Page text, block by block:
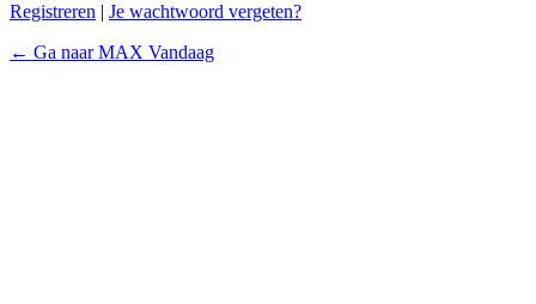
Registreren | Je wachtwoord vergeten?
← Ga naar MAX Vandaag